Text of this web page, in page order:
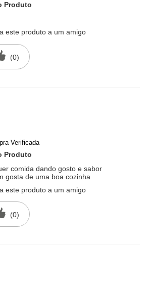
Produto
este produto a um amigo
(0)
Verificada
Produto
comida dando gosto e sabor
gosta de uma boa cozinha
este produto a um amigo
(0)